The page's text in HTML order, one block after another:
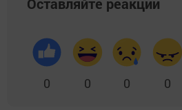
Оставляйте реакции
0 0 0 0